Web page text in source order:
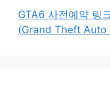
GTA6 사전예약 링
(Grand Theft Auto